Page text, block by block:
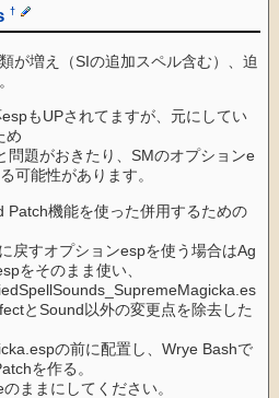
†
が増え（SIの追加スペル含む）、迫
もUPされてますが、元にしてい
め
問題がおきたり、SMのオプションe
可能性があります。
Patch機能を使った併用するための
戻すオプションespを使う場合はAg
をそのまま使い、
とSound以外の変更点を除去した
の前に配置し、Wrye Bashで
を作る。
ままにしてください。